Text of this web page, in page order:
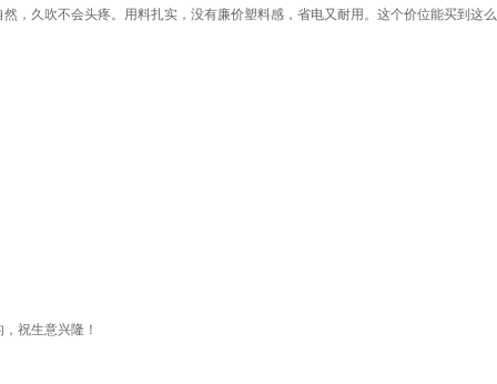
，久吹不会头疼。用料扎实，没有廉价塑料感，省电又耐用。这个价位能买到这么
祝生意兴隆！